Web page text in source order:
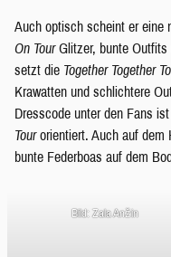
Auch optisch scheint er eine
On TourGlitzer, bunte Outfits
setzt die Together Together
Krawatten und schlichtere
Dresscode unter den Fans
Tourorientiert. Auch auf dem
bunte Federboas auf dem
Bild: Zala Anžin